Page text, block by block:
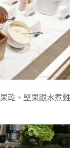
乾、堅果跟水煮雞